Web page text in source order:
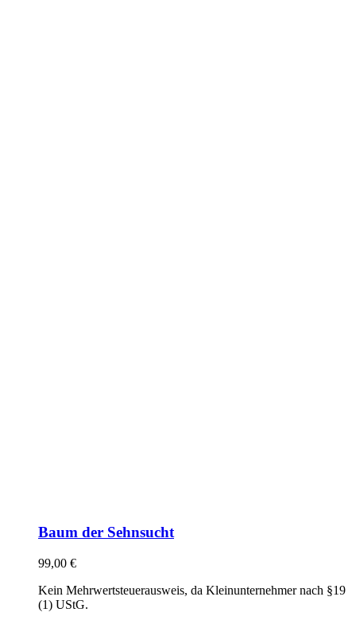
Baum der Sehnsucht
99,00 €
Kein Mehrwertsteuerausweis, da Kleinunternehmer nach §19
(1) UStG.